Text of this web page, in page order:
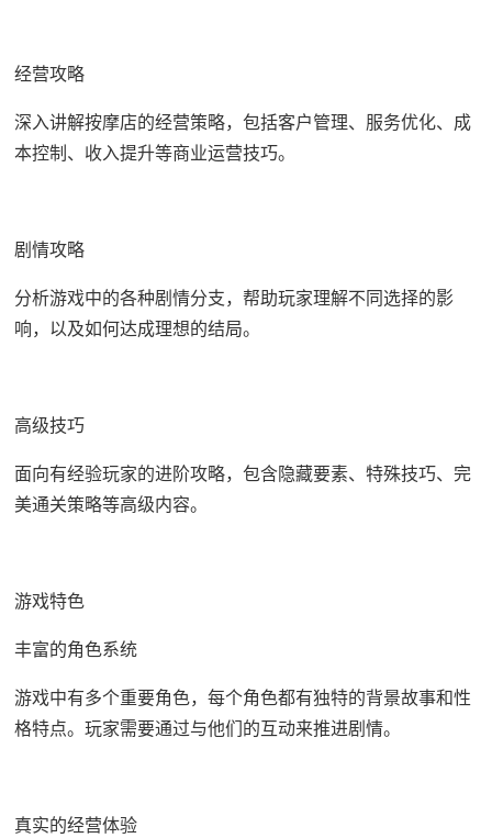
经营攻略
深入讲解按摩店的经营策略，包括客户管理、服务优化、成
本控制、收入提升等商业运营技巧。
剧情攻略
分析游戏中的各种剧情分支，帮助玩家理解不同选择的影
响，以及如何达成理想的结局。
高级技巧
面向有经验玩家的进阶攻略，包含隐藏要素、特殊技巧、完
美通关策略等高级内容。
游戏特色
丰富的角色系统
游戏中有多个重要角色，每个角色都有独特的背景故事和性
格特点。玩家需要通过与他们的互动来推进剧情。
真实的经营体验